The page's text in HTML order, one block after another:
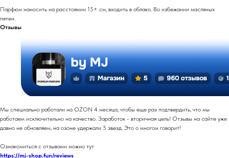
Парфюм наносить на расстоянии 15+ см, входить в облако. Во избежании масляных
пятен.
Отзывы
Мы специально работали на OZON 4 месяца, чтобы еще раз подтвердить, что мы
работаем исключительно на качество. Заработок - вторичная цель! Отзывы на сайте уже
давно не обновляем, на озоне удержали 5 звезд. Это о многом говорит!
Ознакомиться с отзывами можно тут
https://mj-shop.fun/reviews